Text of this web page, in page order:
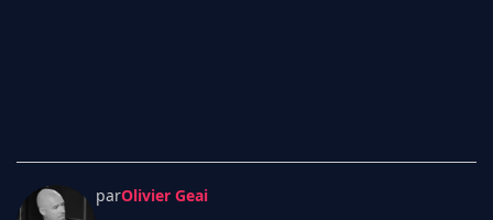
parOlivier Geai